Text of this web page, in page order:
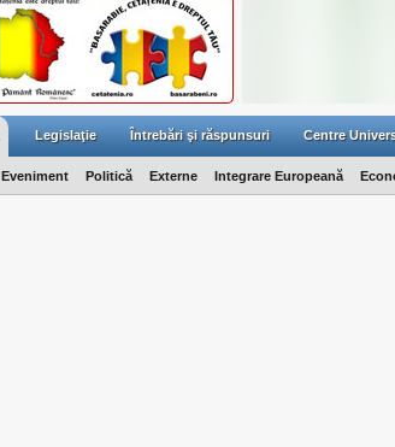
Legislaţie Întrebări şi răspunsuri Centre
Eveniment Politică Externe Integrare Europeană